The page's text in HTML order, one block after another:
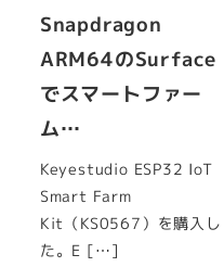
Snapdragon
ARM64のSurface
でスマートファー
ム…
Keyestudio ESP32 IoT
Smart Farm
Kit（KS0567）を購入し
た。E […]